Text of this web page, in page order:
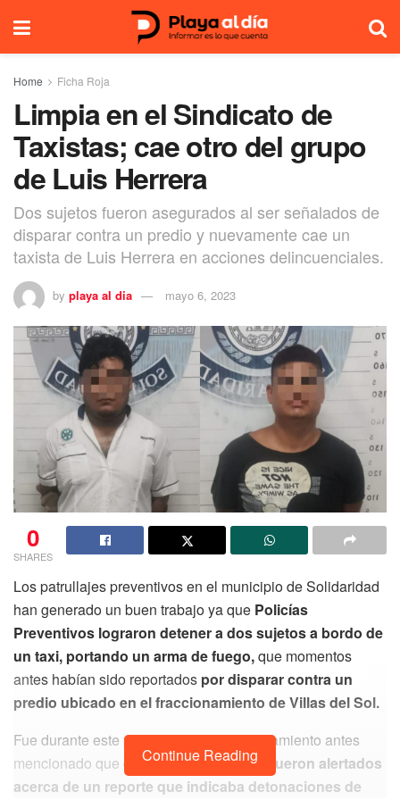
Home Ficha Roja
Limpia en el Sindicato de
Taxistas; cae otro del grupo
de Luis Herrera
Dos sujetos fueron asegurados al ser señalados de
disparar contra un predio y nuevamente cae un
taxista de Luis Herrera en acciones delincuenciales.
by playa al dia mayo 6, 2023
0
SHARES
Los patrullajes preventivos en el municipio de Solidaridad
han generado un buen trabajo ya que Policías
Preventivos lograron detener a dos sujetos a bordo de
un taxi, portando un arma de fuego,que momentos
antes habían sido reportados por disparar contra un
predio ubicado en el fraccionamiento de Villas del Sol.
Fue durante este patrullaje en el fraccionamiento antes
mencionado que elementos policiacos fueron alertados
acerca de un reporte que indicaba detonaciones de
Continue Reading